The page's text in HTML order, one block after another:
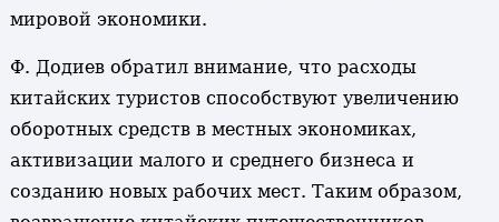
мировой экономики.
Ф. Додиев обратил внимание, что расходы
китайских туристов способствуют увеличению
оборотных средств в местных экономиках,
активизации малого и среднего бизнеса и
созданию новых рабочих мест. Таким образом,